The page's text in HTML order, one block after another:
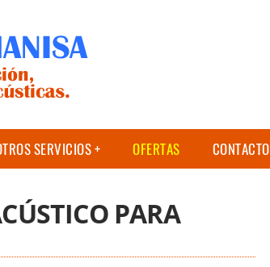
SERVICIOS OFERTAS CONTACTO
PARA